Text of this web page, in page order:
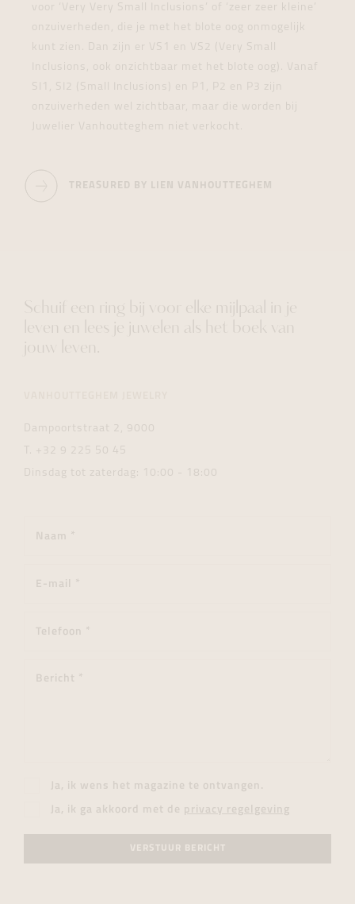
voor ‘Very Very Small Inclusions’ of ‘zeer zeer kleine’
onzuiverheden, die je met het blote oog onmogelijk
kunt zien. Dan zijn er VS1 en VS2 (Very Small
Inclusions, ook onzichtbaar met het blote oog). Vanaf
SI1, SI2 (Small Inclusions) en P1, P2 en P3 zijn
onzuiverheden wel zichtbaar, maar die worden bij
Juwelier Vanhoutteghem niet verkocht.
TREASURED BY LIEN VANHOUTTEGHEM
Schuif een ring bij voor elke mijlpaal in je
leven en lees je juwelen als het boek van
jouw leven.
Dampoortstraat 2, 9000
T. +32 9 225 50 45
Dinsdag tot zaterdag: 10:00 - 18:00
Ja, ik wens het magazine te ontvangen.
Ja, ik ga akkoord met de privacy regelgeving
VERSTUUR BERICHT